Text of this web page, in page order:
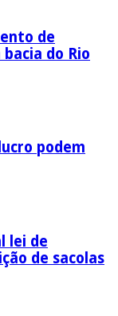
de
do Rio
podem
lei de
de sacolas